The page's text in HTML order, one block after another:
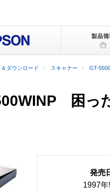
ダウンロード スキャナー GT-
困っ
発売
1997年